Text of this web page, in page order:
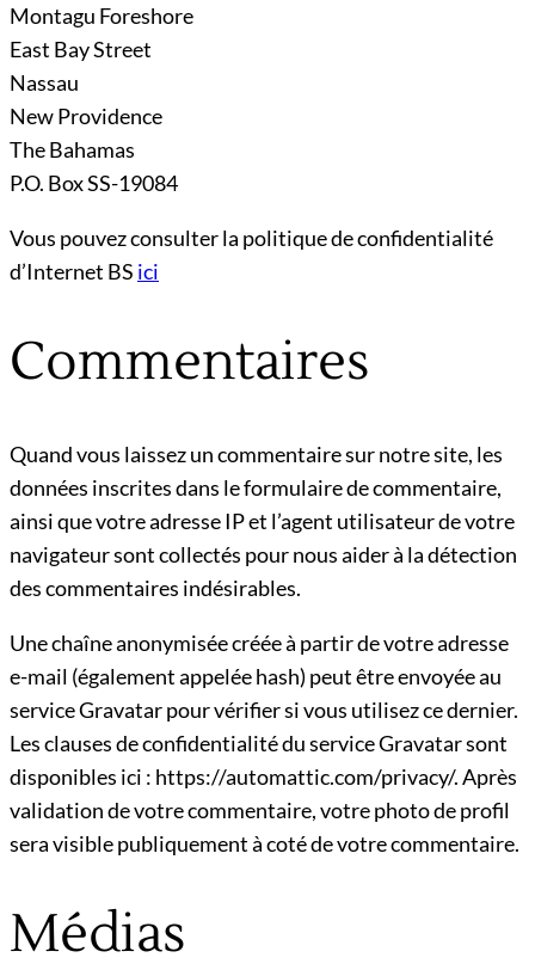
Montagu Foreshore
East Bay Street
Nassau
New Providence
The Bahamas
P.O. Box SS-19084
Vous pouvez consulter la politique de confidentialité
d’Internet BS ici
Commentaires
Quand vous laissez un commentaire sur notre site, les
données inscrites dans le formulaire de commentaire,
ainsi que votre adresse IP et l’agent utilisateur de votre
navigateur sont collectés pour nous aider à la détection
des commentaires indésirables.
Une chaîne anonymisée créée à partir de votre adresse
e-mail (également appelée hash) peut être envoyée au
service Gravatar pour vérifier si vous utilisez ce dernier.
Les clauses de confidentialité du service Gravatar sont
disponibles ici : https://automattic.com/privacy/. Après
validation de votre commentaire, votre photo de profil
sera visible publiquement à coté de votre commentaire.
Médias